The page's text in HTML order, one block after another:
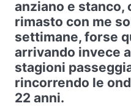
anziano e stanco,
rimasto con me
settimane, forse
arrivando invece
stagioni
rincorrendo le
22 anni.